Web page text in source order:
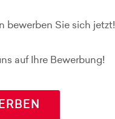
bewerben Sie sich jetzt!
auf Ihre Bewerbung!